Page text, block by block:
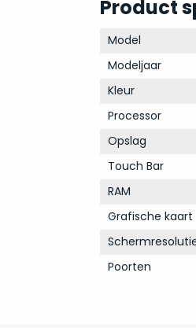
Product
Model
Modeljaar
Kleur
Processor
Opslag
Touch Bar
RAM
Grafische kaart
Poorten